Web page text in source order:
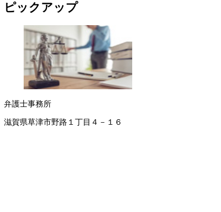
ピックアップ
弁護士事務所
滋賀県草津市野路１丁目４－１６